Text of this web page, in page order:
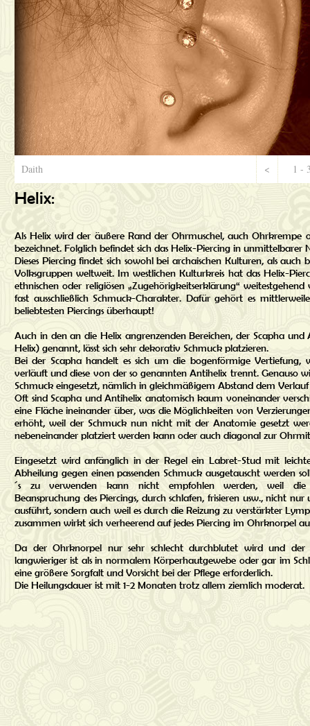
Daith 1 -
<
Helix:
Als Helix wird der äußere Rand der Ohrmuschel, auch
bezeichnet. Folglich befindet sich das Helix-Piercing in unmittelbarer
Dieses Piercing findet sich sowohl bei archaischen Kulturen, als auch
Volksgruppen weltweit. Im westlichen Kulturkreis hat das Helix-
ethnischen oder religiösen „Zugehörigkeitserklärung“
fast ausschließlich Schmuck-Charakter. Dafür gehört es
beliebtesten Piercings überhaupt!
Auch in den an die Helix angrenzenden Bereichen, der Scapha
Helix) genannt, lässt sich sehr dekorativ Schmuck platzieren.
Bei der Scapha handelt es sich um die bogenförmige Vertiefung,
verläuft und diese von der so genannten Antihelix trennt. Genauso
Schmuck eingesetzt, nämlich in gleichmäßigem Abstand dem
Oft sind Scapha und Antihelix anatomisch kaum voneinander
eine Fläche ineinander über, was die Möglichkeiten von
erhöht, weil der Schmuck nun nicht mit der Anatomie gesetzt
nebeneinander platziert werden kann oder auch diagonal zur
Eingesetzt wird anfänglich in der Regel ein Labret-Stud mit
Abheilung gegen einen passenden Schmuck ausgetauscht werden
´s zu verwenden kann nicht empfohlen werden, weil die
Beanspruchung des Piercings, durch schlafen, frisieren usw., nicht
ausführt, sondern auch weil es durch die Reizung zu verstärkter
zusammen wirkt sich verheerend auf jedes Piercing im Ohrknorpel
Da der Ohrknorpel nur sehr schlecht durchblutet wird und der
langwieriger ist als in normalem Körperhautgewebe oder gar im
eine größere Sorgfalt und Vorsicht bei der Pflege erforderlich.
Die Heilungsdauer ist mit 1-2 Monaten trotz allem ziemlich moderat.